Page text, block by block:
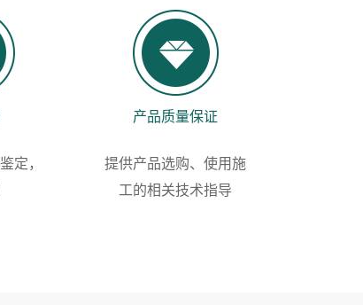
定，
产品质量保证
提供产品选购、使用施
工的相关技术指导